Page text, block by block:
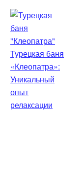
Турецкая баня
«Клеопатра»:
Уникальный
опыт
релаксации